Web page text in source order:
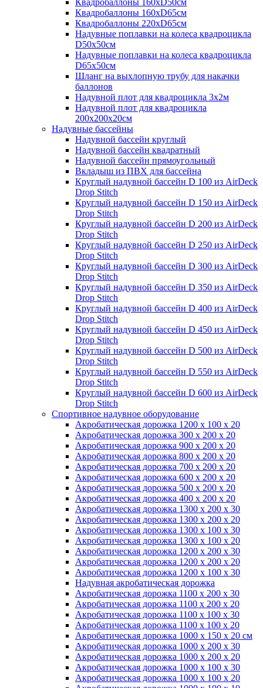
Квадробаллоны 160хD50см
Квадробаллоны 160хD65см
Квадробаллоны 220хD65см
Надувные поплавки на колеса квадроцикла
D50х50см
Надувные поплавки на колеса квадроцикла
D65х50см
Шланг на выхлопную трубу для накачки
баллонов
Надувной плот для квадроцикла 3х2м
Надувной плот для квадроцикла
200х200х20см
Надувные бассейны
Надувной бассейн круглый
Надувной бассейн квадратный
Надувной бассейн прямоугольный
Вкладыш из ПВХ для бассейна
Круглый надувной бассейн D 100 из AirDeck
Drop Stitch
Круглый надувной бассейн D 150 из AirDeck
Drop Stitch
Круглый надувной бассейн D 200 из AirDeck
Drop Stitch
Круглый надувной бассейн D 250 из AirDeck
Drop Stitch
Круглый надувной бассейн D 300 из AirDeck
Drop Stitch
Круглый надувной бассейн D 350 из AirDeck
Drop Stitch
Круглый надувной бассейн D 400 из AirDeck
Drop Stitch
Круглый надувной бассейн D 450 из AirDeck
Drop Stitch
Круглый надувной бассейн D 500 из AirDeck
Drop Stitch
Круглый надувной бассейн D 550 из AirDeck
Drop Stitch
Круглый надувной бассейн D 600 из AirDeck
Drop Stitch
Спортивное надувное оборудование
Акробатическая дорожка 1200 x 100 x 20
Акробатическая дорожка 300 x 200 x 20
Акробатическая дорожка 900 x 200 x 20
Акробатическая дорожка 800 x 200 x 20
Акробатическая дорожка 700 x 200 x 20
Акробатическая дорожка 600 x 200 x 20
Акробатическая дорожка 500 x 200 x 20
Акробатическая дорожка 400 x 200 x 20
Акробатическая дорожка 1300 x 200 x 30
Акробатическая дорожка 1300 x 200 x 20
Акробатическая дорожка 1300 x 100 x 30
Акробатическая дорожка 1300 x 100 x 20
Акробатическая дорожка 1200 x 200 x 30
Акробатическая дорожка 1200 x 200 x 20
Акробатическая дорожка 1200 x 100 x 30
Надувная акробатическая дорожка
Акробатическая дорожка 1100 x 200 x 30
Акробатическая дорожка 1100 x 200 x 20
Акробатическая дорожка 1100 x 100 x 30
Акробатическая дорожка 1100 x 100 x 20
Акробатическая дорожка 1000 x 150 x 20 см
Акробатическая дорожка 1000 x 200 x 30
Акробатическая дорожка 1000 x 200 x 20
Акробатическая дорожка 1000 x 100 x 30
Акробатическая дорожка 1000 x 100 x 20